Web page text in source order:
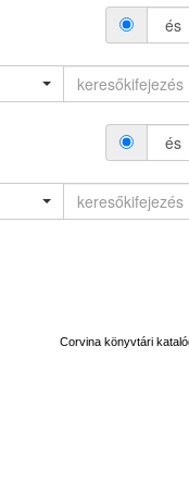
és
és
Corvina könyvtári